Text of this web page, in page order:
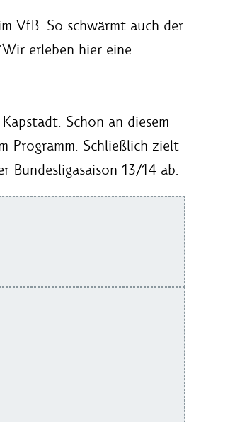
VfB. So schwärmt auch der
erleben hier eine
Schon an diesem
Programm. Schließlich zielt
Bundesligasaison 13/14 ab.